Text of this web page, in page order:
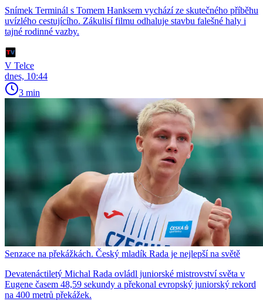
Snímek Terminál s Tomem Hanksem vychází ze skutečného příběhu
uvízlého cestujícího. Zákulisí filmu odhaluje stavbu falešné haly i
tajné rodinné vazby.
V Telce
dnes, 10:44
3 min
Senzace na překážkách. Český mladík Rada je nejlepší na světě
Devatenáctiletý Michal Rada ovládl juniorské mistrovství světa v
Eugene časem 48,59 sekundy a překonal evropský juniorský rekord
na 400 metrů překážek.